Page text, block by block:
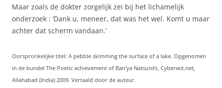
Maar zoals de dokter zorgelijk zei bij het lichamelijk
onderzoek : ‘Dank u, meneer, dat was het wel. Komt u maar
achter dat scherm vandaan.’
Oorspronkelijke titel: A pebble skimming the surface of a lake. Opgenomen
in de bundel The Poetic achievement of Ban’ya Natsuishi, Cyberwit.net,
Allahabad (India) 2009. Vertaald door de auteur.